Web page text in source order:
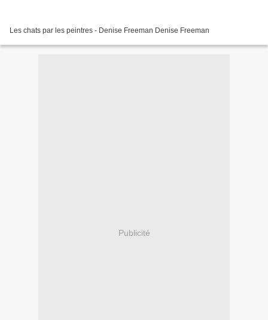
Les chats par les peintres - Denise Freeman Denise Freeman
Publicité